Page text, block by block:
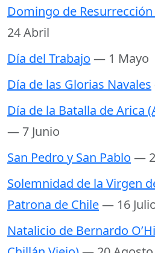
Domingo de Resurrección
24 Abril
Día del Trabajo — 1 Mayo
Día de las Glorias Navales
Día de la Batalla de Arica
— 7 Junio
San Pedro y San Pablo —
Solemnidad de la Virgen
Patrona de Chile— 16
Natalicio de Bernardo